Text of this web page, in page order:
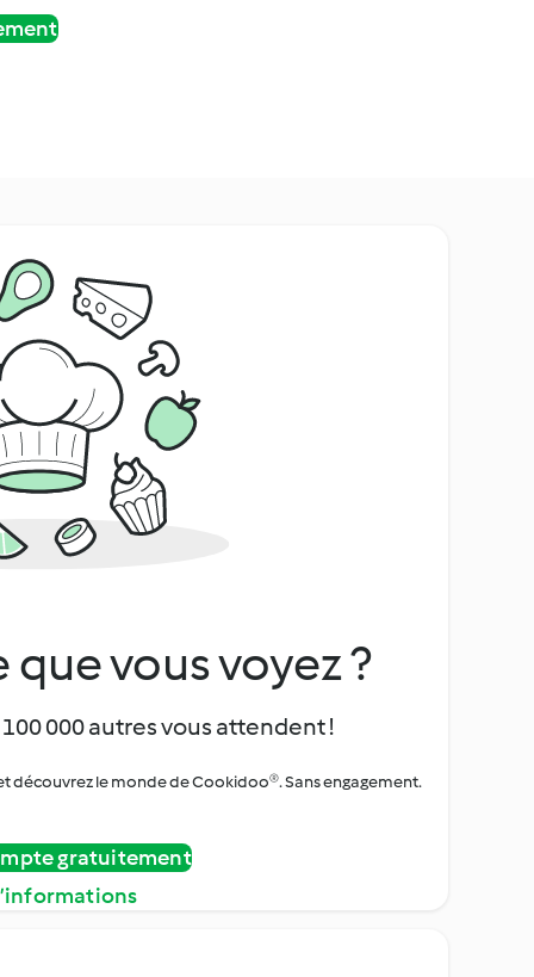
vous voyez ?
000 autres vous attendent !
découvrez le monde de Cookidoo®. Sans engagement.
gratuitement